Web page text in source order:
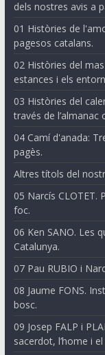
dels nostres avis a
01 Històries de
pagesos catalans.
02 Històries del
estances i els
03 Històries del
través de l’almanac
04 Camí d'anada:
pagès.
Altres títols del
05 Narcís CLOTET.
foc.
06 Ken SANO. Les
Catalunya.
07 Pau RUBIO i
08 Jaume FONS.
bosc.
09 Josep FALP i
sacerdot, l’home i